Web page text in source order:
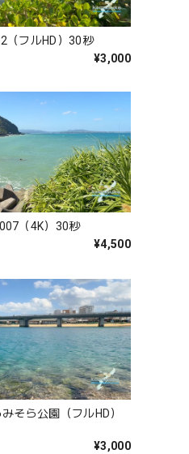
（フルHD）30秒
¥3,000
（4K）30秒
¥4,500
そら公園（フルHD）
¥3,000